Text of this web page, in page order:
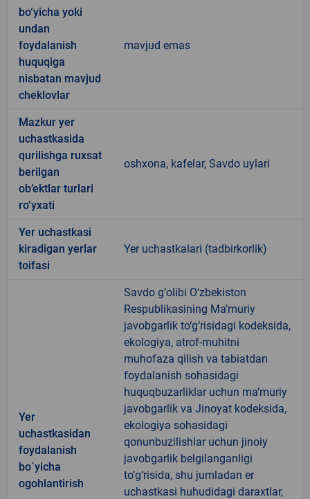
bo‘yicha yoki
undan
foydalanish
huquqiga
nisbatan mavjud
cheklovlar
mavjud emas
Mazkur yer
uchastkasida
qurilishga ruxsat
berilgan
ob’ektlar turlari
ro‘yxati
oshxona, kafelar, Savdo uylari
Yer uchastkasi
kiradigan yerlar
toifasi
Yer uchastkalari (tadbirkorlik)
Yer
uchastkasidan
foydalanish
bo`yicha
ogohlantirish
Savdo g‘olibi O‘zbekiston
Respublikasining Ma’muriy
javobgarlik to‘g‘risidagi kodeksida,
ekologiya, atrof-muhitni
muhofaza qilish va tabiatdan
foydalanish sohasidagi
huquqbuzarliklar uchun ma’muriy
javobgarlik va Jinoyat kodeksida,
ekologiya sohasidagi
qonunbuzilishlar uchun jinoiy
javobgarlik belgilanganligi
to‘g‘risida, shu jumladan er
uchastkasi huhudidagi daraxtlar,